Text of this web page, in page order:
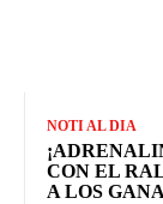
NOTI AL DIA
CON EL
A LOS